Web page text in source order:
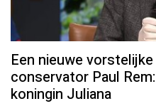
Een nieuwe
conservator Paul
koningin Juliana